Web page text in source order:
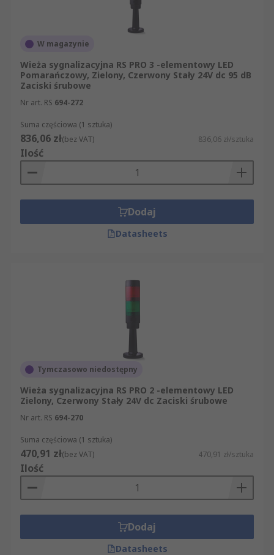
W magazynie
Wieża sygnalizacyjna RS PRO 3 -elementowy LED
Pomarańczowy, Zielony, Czerwony Stały 24V dc 95 dB
Zaciski śrubowe
Nr art. RS 694-272
Suma częściowa (1 sztuka)
836,06 zł(bez VAT) 836,06 zł/sztuka
Ilość
Dodaj
Datasheets
Tymczasowo niedostępny
Wieża sygnalizacyjna RS PRO 2 -elementowy LED
Zielony, Czerwony Stały 24V dc Zaciski śrubowe
Nr art. RS 694-270
Suma częściowa (1 sztuka)
470,91 zł(bez VAT) 470,91 zł/sztuka
Ilość
Dodaj
Datasheets